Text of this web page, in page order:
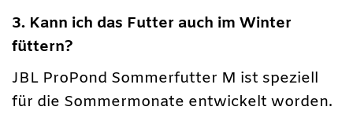
3. Kann ich das Futter auch im Winter
füttern?
JBL ProPond Sommerfutter M ist speziell
für die Sommermonate entwickelt worden.